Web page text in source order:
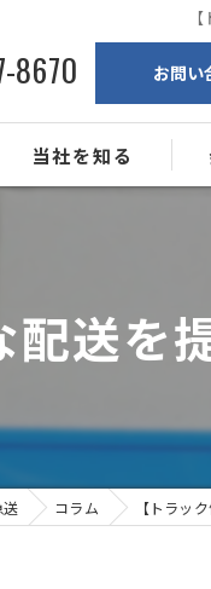
8670 お問い
当社を知る
業務委託送を
送 コラム 【トラッ